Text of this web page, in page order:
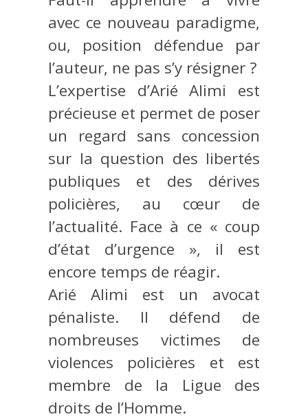
avec ce nouveau paradigme,
ou, position défendue par
l’auteur, ne pas s’y résigner ?
L’expertise d’Arié Alimi est
précieuse et permet de poser
un regard sans concession
sur la question des libertés
publiques et des dérives
policières, au cœur de
l’actualité. Face à ce « coup
d’état d’urgence », il est
encore temps de réagir.
Arié Alimi est un avocat
pénaliste. Il défend de
nombreuses victimes de
violences policières et est
membre de la Ligue des
droits de l’Homme.